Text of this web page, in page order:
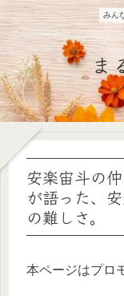
みん
ま
安楽宙斗の
が語った、
の難しさ。
本ページはプロ